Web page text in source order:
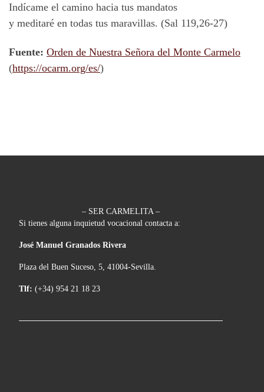
Indícame el camino hacia tus mandatos
y meditaré en todas tus maravillas. (Sal 119,26-27)
Fuente: Orden de Nuestra Señora del Monte Carmelo
(https://ocarm.org/es/)
– SER CARMELITA –
Si tienes alguna inquietud vocacional contacta a:
José Manuel Granados Rivera
Plaza del Buen Suceso, 5, 41004-Sevilla.
Tlf: (+34) 954 21 18 23